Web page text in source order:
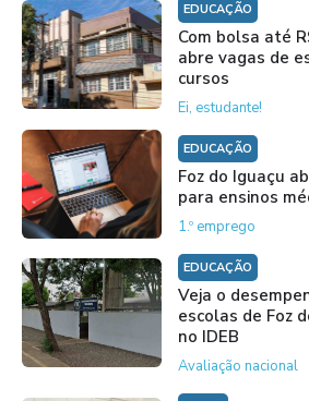
EDUCAÇÃO
Com bolsa até
abre vagas de
cursos
Ei, estudante!
EDUCAÇÃO
Foz do Iguaçu
para ensinos
1.º emprego
EDUCAÇÃO
Veja o
escolas de Foz
no IDEB
Avaliação nacional